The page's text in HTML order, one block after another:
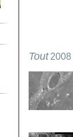
Tout 2008